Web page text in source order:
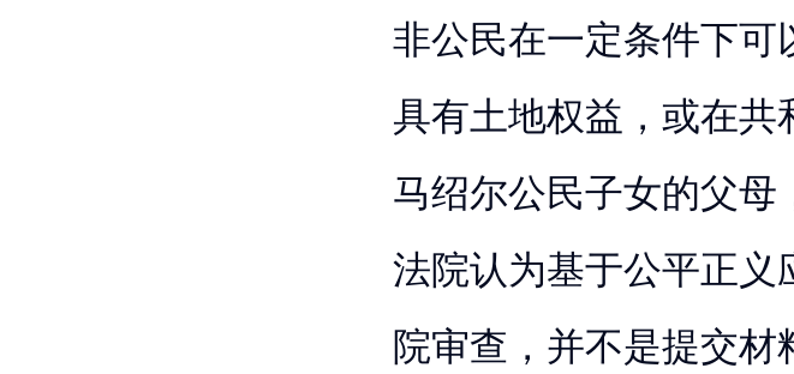
非公民在一定条件下可
具有土地权益，或在共
马绍尔公民子女的父母
法院认为基于公平正义
院审查，并不是提交材